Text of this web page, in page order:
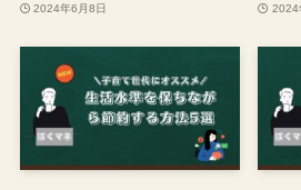
2024年6月8日 2024